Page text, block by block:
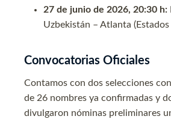
27 de junio de 2026, 20:30 h:
Uzbekistán – Atlanta (Estados
Convocatorias Oficiales
Contamos con dos selecciones
de 26 nombres ya confirmadas y
divulgaron nóminas preliminares